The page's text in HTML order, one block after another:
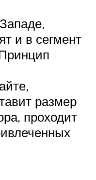
и в сегмент
размер
проходит